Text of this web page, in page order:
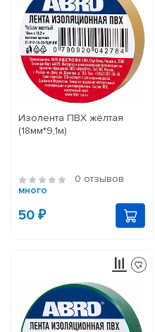
Изолента ПВХ жёлтая
(18мм*9,1м)
0 отзывов
много
50 ₽